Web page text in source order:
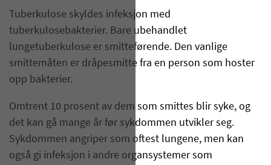
​Tuberkulose skyldes infeksjon med
tuberkulosebakterier. Bare ubehandlet
lungetuberkulose er smitteførende. Den vanlige
smittemåten er dråpesmitte fra en person som hoster
opp bakterier.
Omtrent 10 prosent av dem som smittes blir syke, og
det kan gå mange år før sykdommen utvikler seg.
Sykdommen angriper som oftest lungene, men kan
også gi infeksjon i andre organsystemer som